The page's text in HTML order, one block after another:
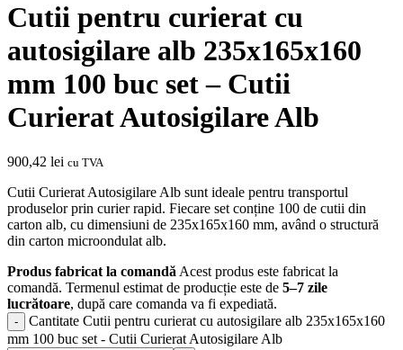
Cutii pentru curierat cu
autosigilare alb 235x165x160
mm 100 buc set – Cutii
Curierat Autosigilare Alb
900,42 lei cu TVA
Cutii Curierat Autosigilare Alb sunt ideale pentru transportul
produselor prin curier rapid. Fiecare set conține 100 de cutii din
carton alb, cu dimensiuni de 235x165x160 mm, având o structură
din carton microondulat alb.
Produs fabricat la comandă Acest produs este fabricat la
comandă. Termenul estimat de producție este de 5–7 zile
lucrătoare, după care comanda va fi expediată.
Cantitate Cutii pentru curierat cu autosigilare alb 235x165x160
mm 100 buc set - Cutii Curierat Autosigilare Alb